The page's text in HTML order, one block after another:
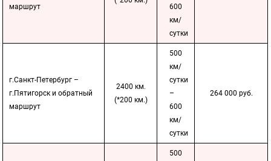
маршрут
600
км/
сутки
г.Санкт-Петербург –
г.Пятигорск и обратный
маршрут
2400 км.
(*200 км.)
500
км/
сутки
–
600
км/
сутки
264 000 руб.
500